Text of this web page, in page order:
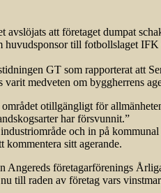
att företaget dumpat
huvudsponsor till fotbollslaget
GT som rapporterat att
medveten om byggherrens
otillgängligt för
har försvunnit.”
och in på
sitt agerande.
Angereds företagarförenings
till raden av företag vars